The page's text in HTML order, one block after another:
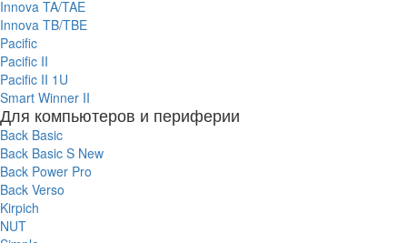
Innova TA/TAE
Innova TB/TBE
Pacific
Pacific II
Pacific II 1U
Smart Winner II
Для компьютеров и периферии
Back Basic
Back Basic S New
Back Power Pro
Back Verso
Kirpich
NUT